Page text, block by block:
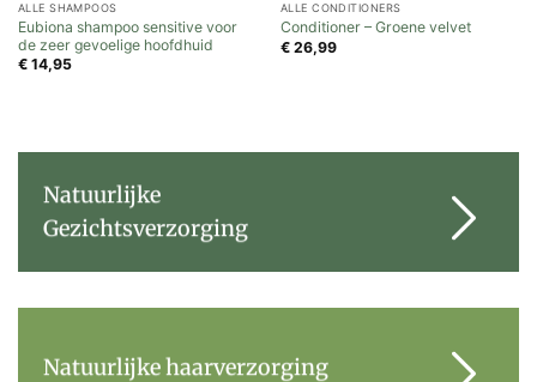
ALLE SHAMPOOS
Eubiona shampoo sensitive voor
de zeer gevoelige hoofdhuid
€14,95
ALLE CONDITIONERS
Conditioner – Groene velvet
€26,99
Natuurlijke
Gezichtsverzorging
Natuurlijke haarverzorging